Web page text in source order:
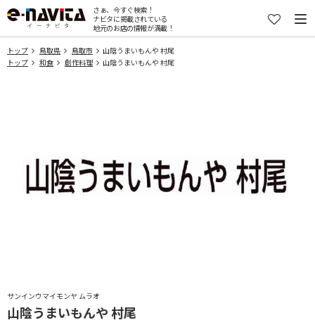
さぁ、今すぐ検索！
ナビタに掲載されている
地元のお店の情報が満載！
トップ 鳥取県 鳥取市
山陰うまいもんや 村尾
トップ
和食 創作料理 山陰うまいもんや 村尾
サンインウマイモンヤ ムラオ
山陰うまいもんや 村尾